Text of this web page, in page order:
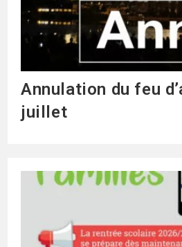
Annulation du feu
juillet